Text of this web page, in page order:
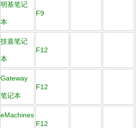
明基笔记
本
F9
技嘉笔记
本
F12
Gateway
笔记本
F12
eMachines
F12